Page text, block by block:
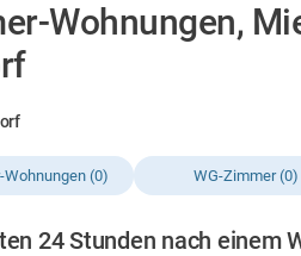
Wohnungen,
Wohnungen (0) WG-Zimmer (0)
24 Stunden nach einem